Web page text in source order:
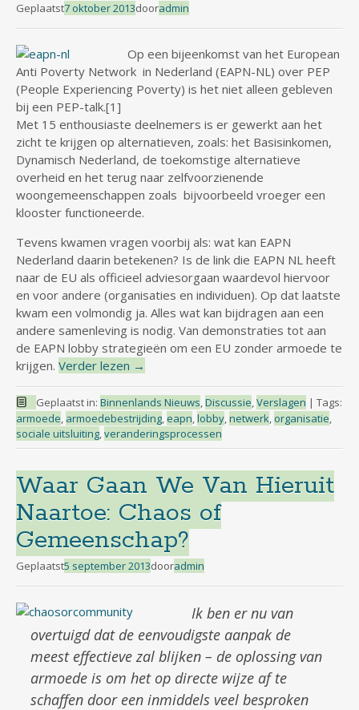
Geplaatst7 oktober 2013dooradmin
Op een bijeenkomst van het European
Anti Poverty Network in Nederland (EAPN-NL) over PEP
(People Experiencing Poverty) is het niet alleen gebleven
bij een PEP-talk.[1]
Met 15 enthousiaste deelnemers is er gewerkt aan het
zicht te krijgen op alternatieven, zoals: het Basisinkomen,
Dynamisch Nederland, de toekomstige alternatieve
overheid en het terug naar zelfvoorzienende
woongemeenschappen zoals bijvoorbeeld vroeger een
klooster functioneerde.
Tevens kwamen vragen voorbij als: wat kan EAPN
Nederland daarin betekenen? Is de link die EAPN NL heeft
naar de EU als officieel adviesorgaan waardevol hiervoor
en voor andere (organisaties en individuen). Op dat laatste
kwam een volmondig ja. Alles wat kan bijdragen aan een
andere samenleving is nodig. Van demonstraties tot aan
de EAPN lobby strategieën om een EU zonder armoede te
krijgen. Verder lezen →
Geplaatst in: Binnenlands Nieuws,Discussie,Verslagen | Tags:
armoede, armoedebestrijding, eapn,lobby,netwerk, organisatie,
sociale uitsluiting,veranderingsprocessen
Waar Gaan We Van Hieruit
Naartoe: Chaos of
Gemeenschap?
Geplaatst5 september 2013dooradmin
Ik ben er nu van
overtuigd dat de eenvoudigste aanpak de
meest effectieve zal blijken – de oplossing van
armoede is om het op directe wijze af te
schaffen door een inmiddels veel besproken